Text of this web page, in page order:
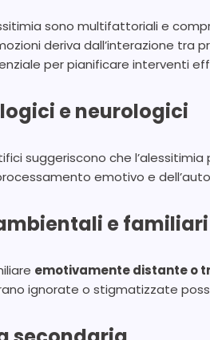
sono multifattoriali e
deriva dall’interazione tra
per pianificare interventi
e neurologici
suggeriscono che l’alessitimia
emotivo e
e familiari
emotivamente distante o
ignorate o stigmatizzate